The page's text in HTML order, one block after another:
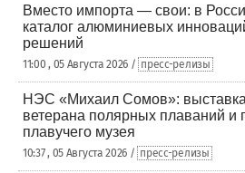
Вместо импорта — свои: в
каталог алюминиевых
решений
11:00 , 05 Августа 2026 / пресс-релизы
НЭС «Михаил Сомов»:
ветерана полярных плаваний и
плавучего музея
10:37 , 05 Августа 2026 / пресс-релизы